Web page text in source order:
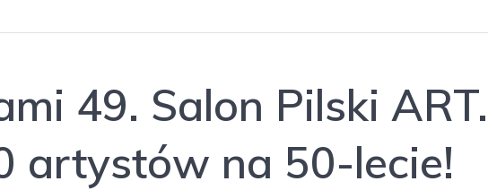
49. Salon Pilski ART.
artystów na 50-lecie!